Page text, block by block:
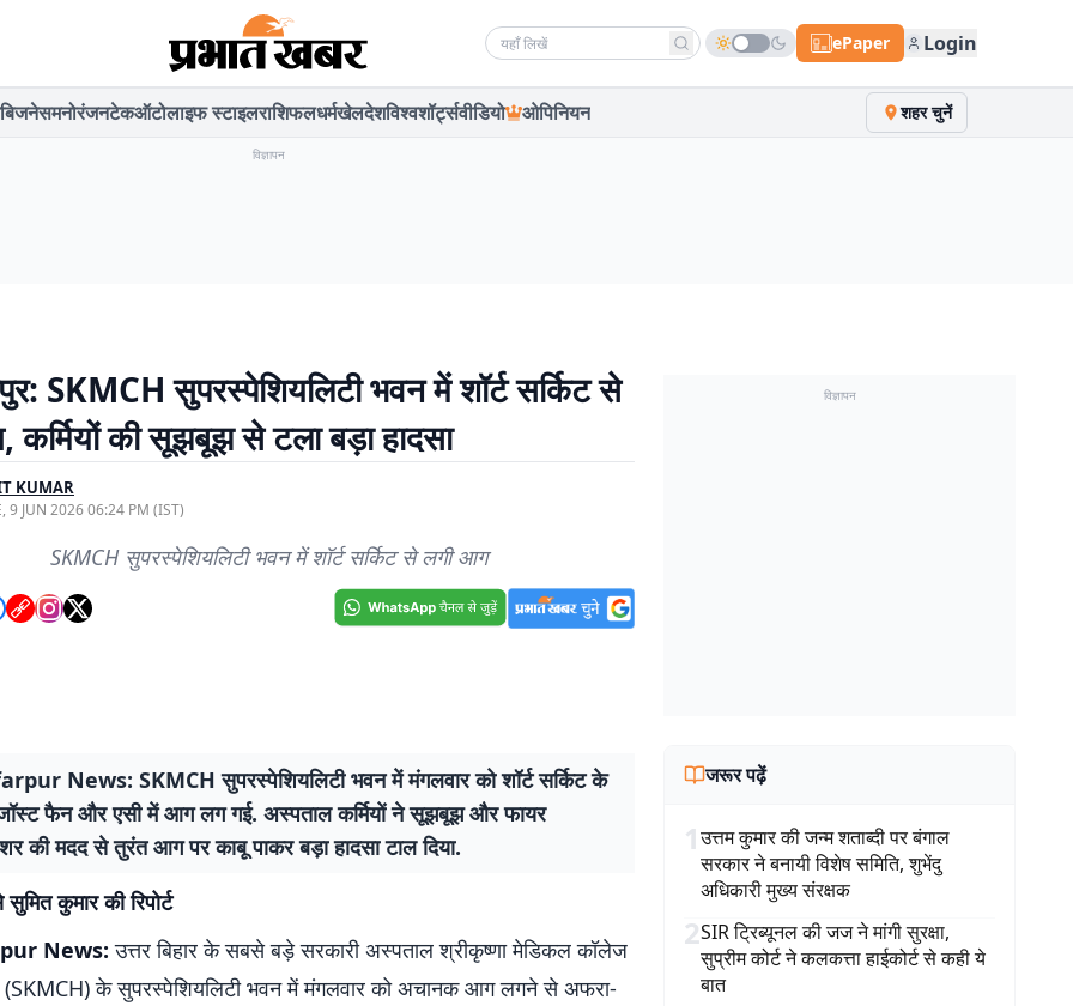
Search news ePaper Login
बिजनेसमनोरंजनटेकऑटोलाइफ स्टाइलराशिफलधर्मखेलदेशविश्वशॉर्ट्सवीडियो ओपिनियन शहर चुनें
विज्ञापन
SKMCH सुपरस्पेशियलिटी भवन में शॉर्ट सर्किट से
की सूझबूझ से टला बड़ा हादसा
KUMAR
9 JUN 2026 06:24 PM (IST)
SKMCH सुपरस्पेशियलिटी भवन में शॉर्ट सर्किट से लगी आग
News: SKMCH सुपरस्पेशियलिटी भवन में मंगलवार को शॉर्ट सर्किट के
फैन और एसी में आग लग गई. अस्पताल कर्मियों ने सूझबूझ और फायर
की मदद से तुरंत आग पर काबू पाकर बड़ा हादसा टाल दिया.
कुमार की रिपोर्ट
News:उत्तर बिहार के सबसे बड़े सरकारी अस्पताल श्रीकृष्णा मेडिकल कॉलेज
(SKMCH) के सुपरस्पेशियलिटी भवन में मंगलवार को अचानक आग लगने से अफरा-
विज्ञापन
जरूर पढ़ें
1उत्तम कुमार की जन्म शताब्दी पर बंगाल
सरकार ने बनायी विशेष समिति, शुभेंदु
अधिकारी मुख्य संरक्षक
2SIR ट्रिब्यूनल की जज ने मांगी सुरक्षा,
सुप्रीम कोर्ट ने कलकत्ता हाईकोर्ट से कही ये
बात